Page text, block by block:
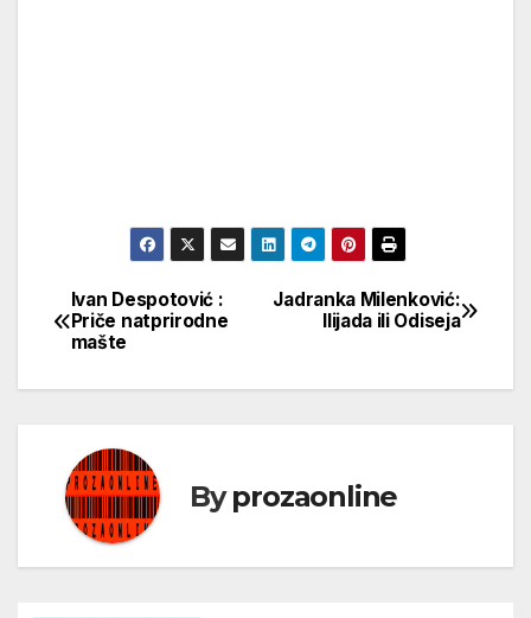
Кретање
чланка
Jadranka Milenković:
Ilijada ili Odiseja
Ivan Despotović :
Priče natprirodne
mašte
Byprozaonline